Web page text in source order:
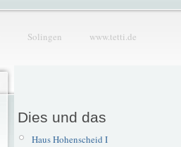
Solingen www.tetti.de
Dies und das
Haus Hohenscheid I